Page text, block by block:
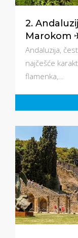
2.
Marokom
Andaluzija,
najčešće
flamenka,…